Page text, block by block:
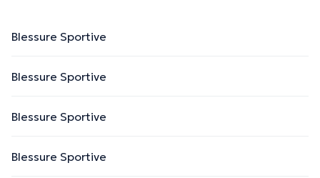
Blessure Sportive
Blessure Sportive
Blessure Sportive
Blessure Sportive